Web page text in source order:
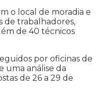
o local de moradia e
de trabalhadores,
de 40 técnicos
por oficinas de
uma análise da
de 26 a 29 de